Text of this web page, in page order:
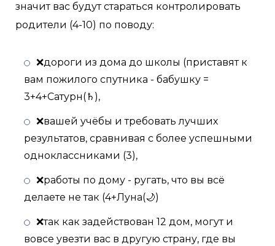
значит вас будут стараться контролировать
родители (4-10) по поводу:
❌дороги из дома до школы (приставят к
вам пожилого спутника - бабушку =
3+4+Сатурн(♄),
❌вашей учёбы и требовать лучших
результатов, сравнивая с более успешными
одноклассниками (3),
❌работы по дому - ругать, что вы всё
делаете не так (4+Луна(🌙)
❌так как задействован 12 дом, могут и
вовсе увезти вас в другую страну, где вы